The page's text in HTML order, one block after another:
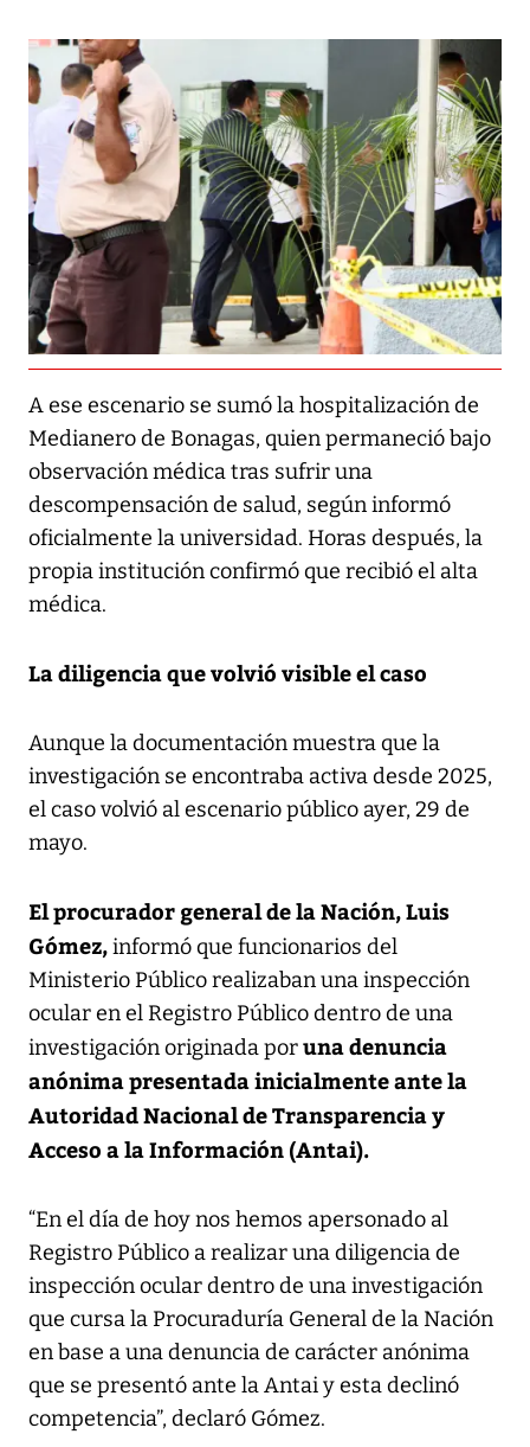
A ese escenario se sumó la hospitalización de
Medianero de Bonagas, quien permaneció bajo
observación médica tras sufrir una
descompensación de salud, según informó
oficialmente la universidad. Horas después, la
propia institución confirmó que recibió el alta
médica.
La diligencia que volvió visible el caso
Aunque la documentación muestra que la
investigación se encontraba activa desde 2025,
el caso volvió al escenario público ayer, 29 de
mayo.
El procurador general de la Nación, Luis
Gómez,informó que funcionarios del
Ministerio Público realizaban una inspección
ocular en el Registro Público dentro de una
investigación originada poruna denuncia
anónima presentada inicialmente ante la
Autoridad Nacional de Transparencia y
Acceso a la Información (Antai).
“En el día de hoy nos hemos apersonado al
Registro Público a realizar una diligencia de
inspección ocular dentro de una investigación
que cursa la Procuraduría General de la Nación
en base a una denuncia de carácter anónima
que se presentó ante la Antai y esta declinó
competencia”, declaró Gómez.